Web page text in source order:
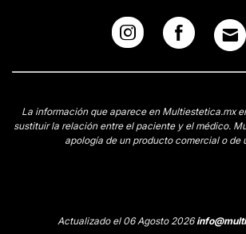
La información que aparece en Multiestetica.mx
sustituir la relación entre el paciente y el médico.
apología de un producto comercial o de
Actualizado el 06 Agosto 2026